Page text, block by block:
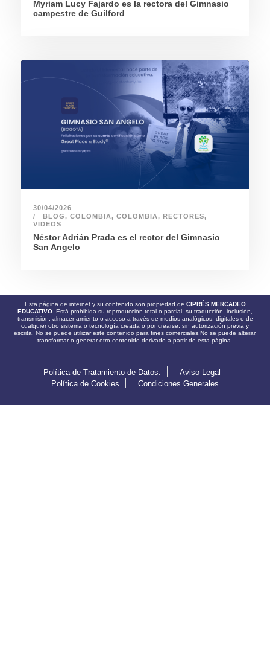
Myriam Lucy Fajardo es la rectora del Gimnasio
campestre de Guilford
30/04/2026
BLOG, COLOMBIA, COLOMBIA, RECTORES,
VIDEOS
Néstor Adrián Prada es el rector del Gimnasio
San Angelo
Esta página de internet y su contenido son propiedad de CIPRÉS MERCADEO
EDUCATIVO. Está prohibida su reproducción total o parcial, su traducción, inclusión,
transmisión, almacenamiento o acceso a través de medios analógicos, digitales o de
cualquier otro sistema o tecnología creada o por crearse, sin autorización previa y
escrita. No se puede utilizar este contenido para fines comerciales.No se puede alterar,
transformar o generar otro contenido derivado a partir de esta página.
Política de Tratamiento de Datos.
Aviso Legal
Política de Cookies
Condiciones Generales